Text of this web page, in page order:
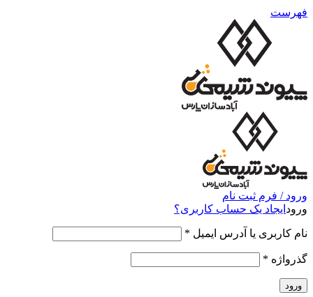
فهرست
ورود / فرم ثبت نام
ورود ایجاد یک حساب کاربری؟
نام کاربری یا آدرس ایمیل *
گذرواژه *
ورود